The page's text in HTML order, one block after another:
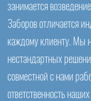
занимается
Заборов отличается
каждому клиенту. Мы
нестандартных
совместной с нами
ответственность